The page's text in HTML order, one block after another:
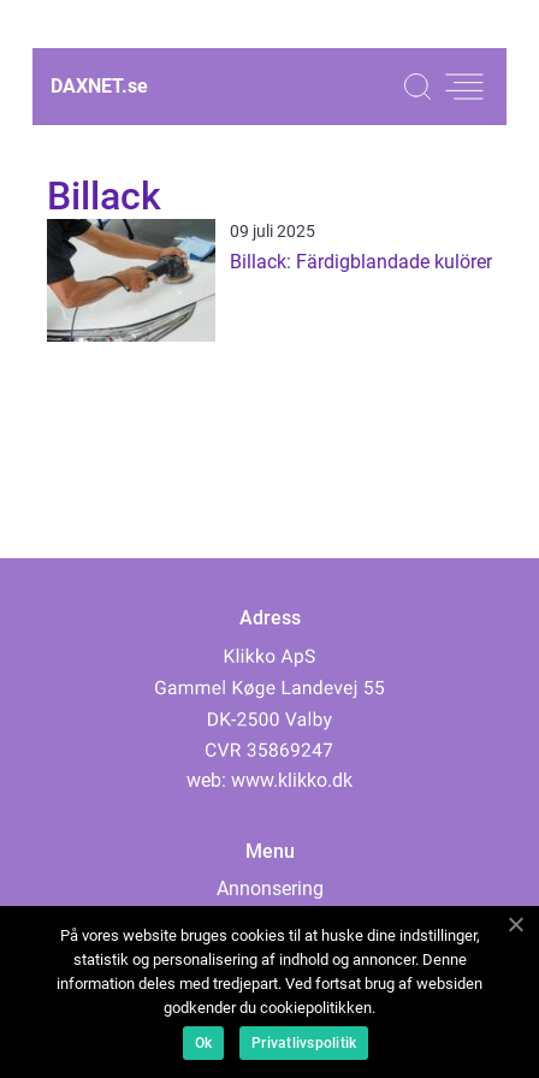
DAXNET.se
Billack
09 juli 2025
Billack: Färdigblandade kulörer
Adress
web: www.klikko.dk
Menu
Annonsering
Cookies
Kontakta oss
Sitemap
På vores website bruges cookies til at huske dine indstillinger,
statistik og personalisering af indhold og annoncer. Denne
information deles med tredjepart. Ved fortsat brug af websiden
godkender du cookiepolitikken.
Ok Privatlivspolitik